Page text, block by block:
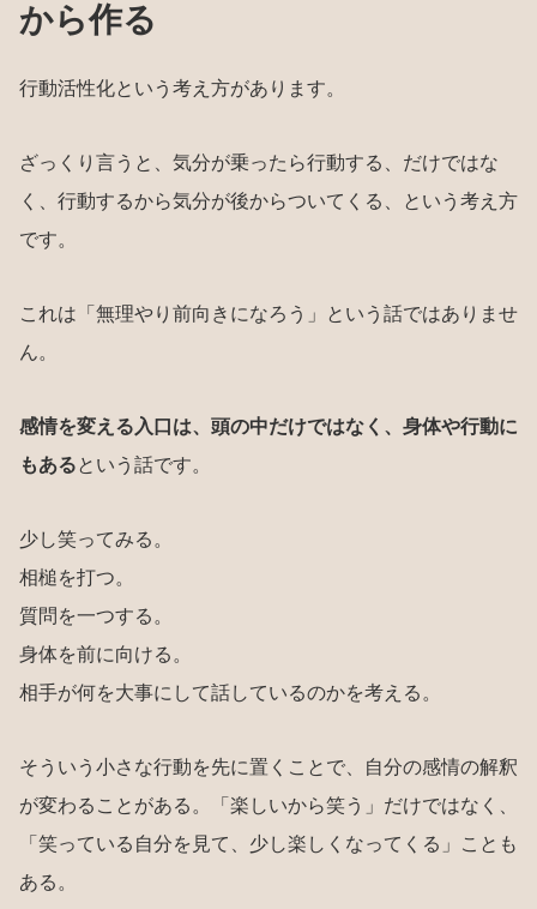
から作る
行動活性化という考え方があります。
ざっくり言うと、気分が乗ったら行動する、だけではな
く、行動するから気分が後からついてくる、という考え方
です。
これは「無理やり前向きになろう」という話ではありませ
ん。
感情を変える入口は、頭の中だけではなく、身体や行動に
もあるという話です。
少し笑ってみる。
相槌を打つ。
質問を一つする。
身体を前に向ける。
相手が何を大事にして話しているのかを考える。
そういう小さな行動を先に置くことで、自分の感情の解釈
が変わることがある。「楽しいから笑う」だけではなく、
「笑っている自分を見て、少し楽しくなってくる」ことも
ある。